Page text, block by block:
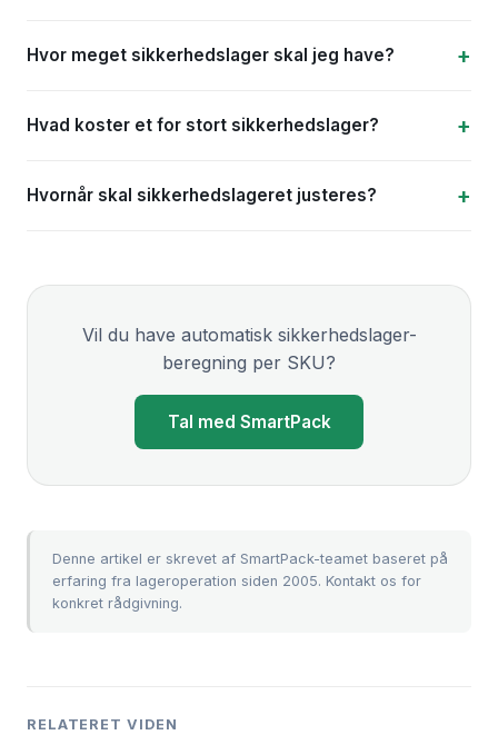
Hvor meget sikkerhedslager skal jeg have?
Hvad koster et for stort sikkerhedslager?
Hvornår skal sikkerhedslageret justeres?
Vil du have automatisk sikkerhedslager-
beregning per SKU?
Tal med SmartPack
Denne artikel er skrevet af SmartPack-teamet baseret på
erfaring fra lageroperation siden 2005. Kontakt os for
konkret rådgivning.
RELATERET VIDEN